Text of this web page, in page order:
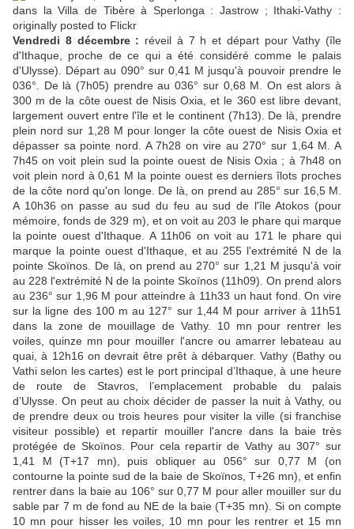
Vendredi 8 décembre : réveil à 7 h et départ pour Vathy (île
d'Ithaque, proche de ce qui a été considéré comme le palais
d'Ulysse). Départ au 090° sur 0,41 M jusqu'à pouvoir prendre le
036°. De là (7h05) prendre au 036° sur 0,68 M. On est alors à
300 m de la côte ouest de Nisis Oxia, et le 360 est libre devant,
largement ouvert entre l'île et le continent (7h13). De là, prendre
plein nord sur 1,28 M pour longer la côte ouest de Nisis Oxia et
dépasser sa pointe nord. A 7h28 on vire au 270° sur 1,64 M. A
7h45 on voit plein sud la pointe ouest de Nisis Oxia ; à 7h48 on
voit plein nord à 0,61 M la pointe ouest es derniers îlots proches
de la côte nord qu'on longe. De là, on prend au 285° sur 16,5 M.
A 10h36 on passe au sud du feu au sud de l'île Atokos (pour
mémoire, fonds de 329 m), et on voit au 203 le phare qui marque
la pointe ouest d'Ithaque. A 11h06 on voit au 171 le phare qui
marque la pointe ouest d'Ithaque, et au 255 l'extrémité N de la
pointe Skoïnos. De là, on prend au 270° sur 1,21 M jusqu'à voir
au 228 l'extrémité N de la pointe Skoïnos (11h09). On prend alors
au 236° sur 1,96 M pour atteindre à 11h33 un haut fond. On vire
sur la ligne des 100 m au 127° sur 1,44 M pour arriver à 11h51
dans la zone de mouillage de Vathy. 10 mn pour rentrer les
voiles, quinze mn pour mouiller l'ancre ou amarrer lebateau au
quai, à 12h16 on devrait être prêt à débarquer. Vathy (Bathy ou
Vathi selon les cartes) est le port principal d’Ithaque, à une heure
de route de Stavros, l’emplacement probable du palais
d’Ulysse. On peut au choix décider de passer la nuit à Vathy, ou
de prendre deux ou trois heures pour visiter la ville (si franchise
visiteur possible) et repartir mouiller l'ancre dans la baie très
protégée de Skoïnos. Pour cela repartir de Vathy au 307° sur
1,41 M (T+17 mn), puis obliquer au 056° sur 0,77 M (on
contourne la pointe sud de la baie de Skoïnos, T+26 mn), et enfin
rentrer dans la baie au 106° sur 0,77 M pour aller mouiller sur du
sable par 7 m de fond au NE de la baie (T+35 mn). Si on compte
10 mn pour hisser les voiles, 10 mn pour les rentrer et 15 mn